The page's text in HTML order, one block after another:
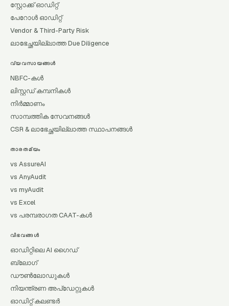
സ്റ്റോക്ക് ഓഡിറ്റ്
പേറോൾ ഓഡിറ്റ്
Vendor & Third-Party Risk
ലാഭേച്ഛയില്ലാത്ത Due Diligence
വ്യവസായങ്ങൾ
NBFC-കൾ
ലിസ്റ്റഡ് കമ്പനികൾ
നിർമ്മാണം
സാമ്പത്തിക സേവനങ്ങൾ
CSR & ലാഭേച്ഛയില്ലാത്ത സ്ഥാപനങ്ങൾ
താരതമ്യം
vs AssureAI
vs AnyAudit
vs myAudit
vs Excel
vs പരമ്പരാഗത CAAT-കൾ
വിഭവങ്ങൾ
ഓഡിറ്റിലെ AI ഗൈഡ്
ബ്ലോഗ്
ഡൗൺലോഡുകൾ
നിയന്ത്രണ അപ്ഡേറ്റുകൾ
ഓഡിറ്റ് കലണ്ടർ